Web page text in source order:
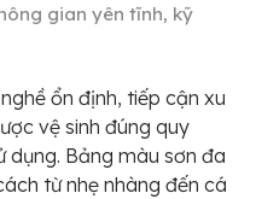
gian yên tĩnh, kỹ
ổn định, tiếp cận xu
vệ sinh đúng quy
dụng. Bảng màu sơn đa
từ nhẹ nhàng đến cá